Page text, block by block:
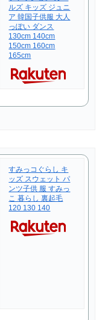
ルズ キッズ ジュニ
ア 韓国子供服 大人
っぽい ダンス
130cm 140cm
150cm 160cm
165cm
すみっコぐらし キ
ッズ スウェット パ
ンツ子供 服 すみっ
こ 暮らし 裏起毛
120 130 140